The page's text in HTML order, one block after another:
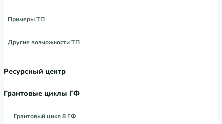
Примеры ТП
Другие возможности ТП
Ресурсный центр
Грантовые циклы ГФ
Грантовый цикл 8 ГФ